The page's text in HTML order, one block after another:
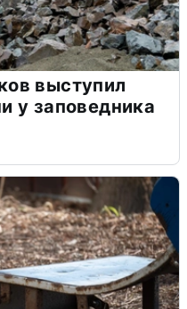
выступил
у заповедника